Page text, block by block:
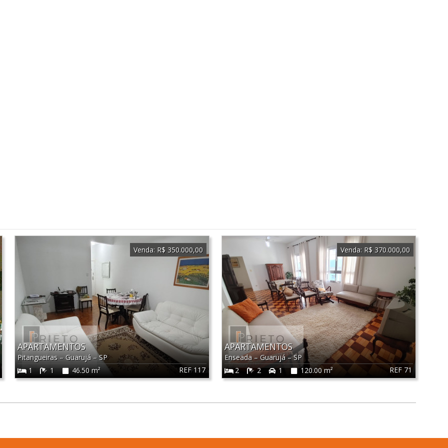
REF 117
APARTAMENTOS
Pitangueiras–Guarujá–SP
1
1 46.50 m²
Venda: R$ 350.000,00
REF 71
APARTAMENTOS
Enseada–Guarujá–SP
2
2 1 120.00 m²
Venda: R$ 370.000,00